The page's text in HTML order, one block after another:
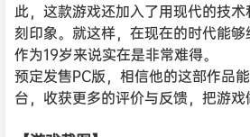
此，这款游戏还加入了用现代的技
刻印象。就这样，在现在的时代能够
作为19岁来说实在是非常难得。
预定发售PC版，相信他的这部作品
台，收获更多的评价与反馈，把游戏